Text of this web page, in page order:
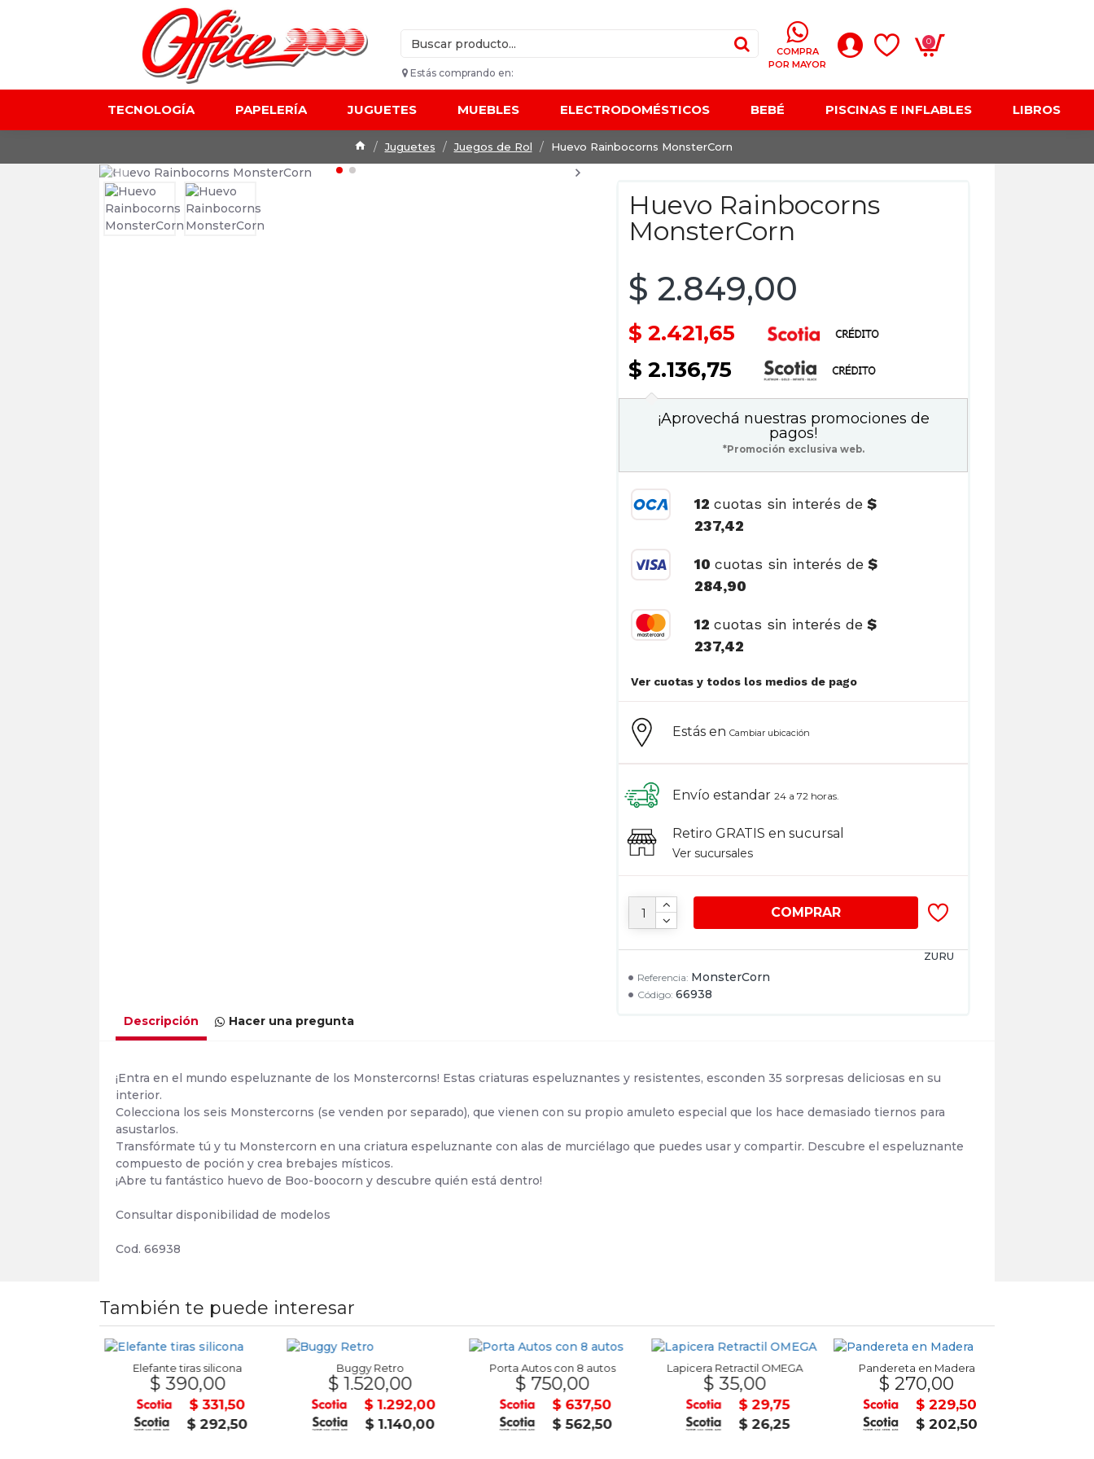
Estás comprando en:
COMPRA
POR MAYOR
0
TECNOLOGÍA PAPELERÍA JUGUETES MUEBLES ELECTRODOMÉSTICOS BEBÉ PISCINAS E INFLABLES LIBROS
Juguetes Juegos de Rol Huevo Rainbocorns MonsterCorn
Huevo Rainbocorns
MonsterCorn
Referencia: MonsterCorn
Código: 66938
ZURU
$ 2.849,00
$ 2.421,65
$ 2.136,75
COMPRAR
Estás enCambiar ubicación
Envío estandar 24 a 72 horas.
Retiro GRATIS en sucursal
Ver sucursales
¡Aprovechá nuestras promociones de
pagos!
*Promoción exclusiva web.
12cuotas sin interés de $
237,42
10cuotas sin interés de $
284,90
12cuotas sin interés de $
237,42
Ver cuotas y todos los medios de pago
Descripción Hacer una pregunta
¡Entra en el mundo espeluznante de los Monstercorns! Estas criaturas espeluznantes y resistentes, esconden 35 sorpresas deliciosas en su
interior.
Colecciona los seis Monstercorns (se venden por separado), que vienen con su propio amuleto especial que los hace demasiado tiernos para
asustarlos.
Transfórmate tú y tu Monstercorn en una criatura espeluznante con alas de murciélago que puedes usar y compartir. Descubre el espeluznante
compuesto de poción y crea brebajes místicos.
¡Abre tu fantástico huevo de Boo-boocorn y descubre quién está dentro!
Consultar disponibilidad de modelos
Cod. 66938
También te puede interesar
Elefante tiras silicona
$ 390,00
$ 331,50
$ 292,50
Buggy Retro
$ 1.520,00
$ 1.292,00
$ 1.140,00
Porta Autos con 8 autos
$ 750,00
$ 637,50
$ 562,50
Lapicera Retractil OMEGA
$ 35,00
$ 29,75
$ 26,25
Pandereta en Madera
$ 270,00
$ 229,50
$ 202,50